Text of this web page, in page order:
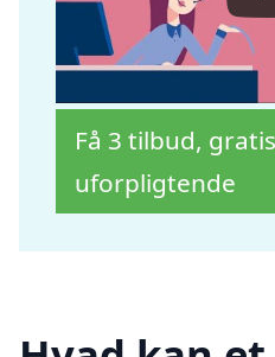
Få 3 tilbud,
uforpligtende